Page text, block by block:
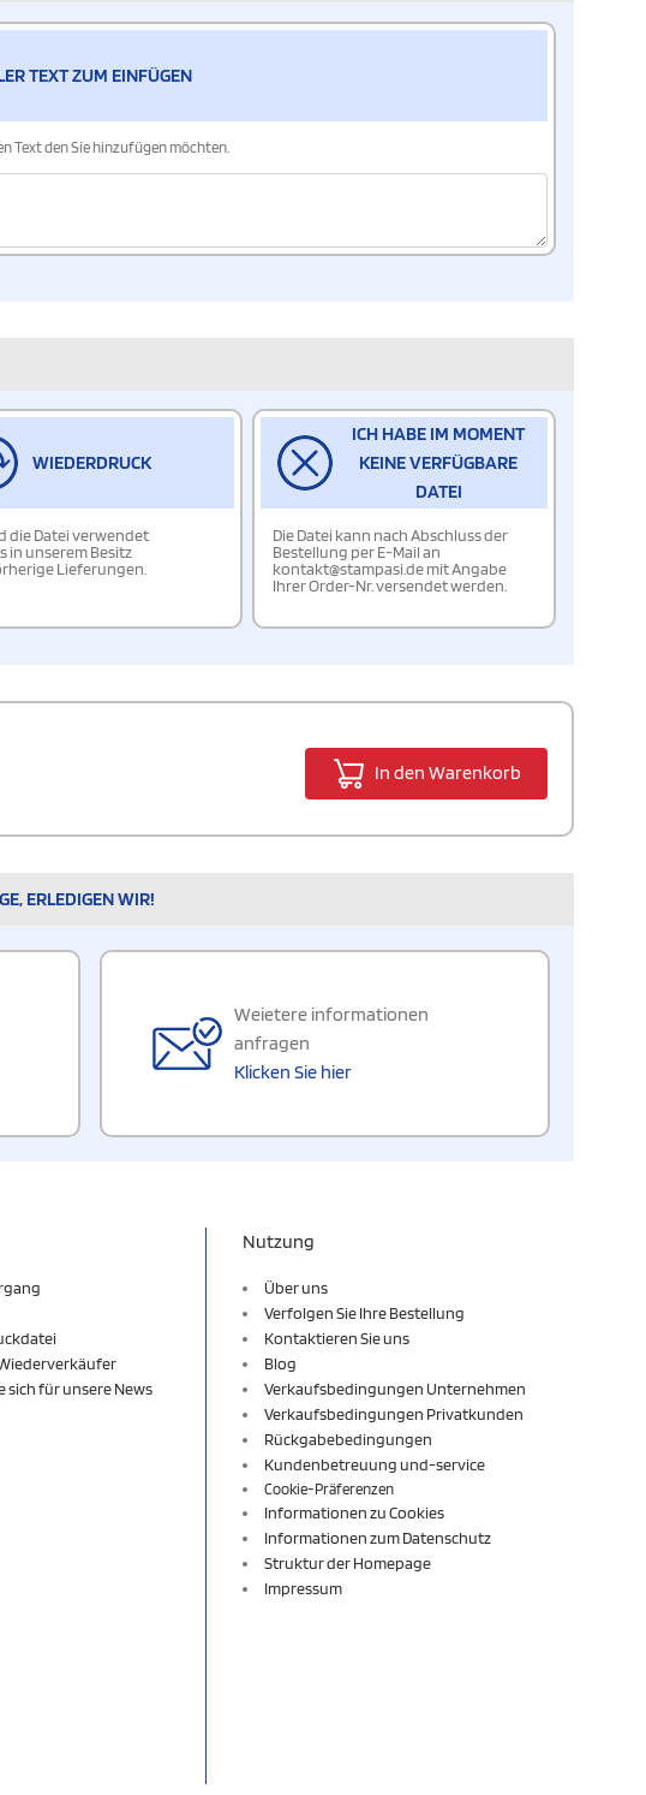
TEXT ZUM EINFÜGEN
Text den Sie hinzufügen möchten.
WIEDERDRUCK
die Datei verwendet
in unserem Besitz
Lieferungen.
ICH HABE IM MOMENT
KEINE VERFÜGBARE
DATEI
Die Datei kann nach Abschluss der
Bestellung per E-Mail an
kontakt@stampasi.de mit Angabe
Ihrer Order-Nr. versendet werden.
In den Warenkorb
ERLEDIGEN WIR!
Weietere informationen
anfragen
Klicken Sie hier
sich für unsere News
Nutzung
Über uns
Verfolgen Sie Ihre Bestellung
Kontaktieren Sie uns
Blog
Verkaufsbedingungen Unternehmen
Verkaufsbedingungen Privatkunden
Rückgabebedingungen
Kundenbetreuung und-service
Cookie-Präferenzen
Informationen zu Cookies
Informationen zum Datenschutz
Struktur der Homepage
Impressum